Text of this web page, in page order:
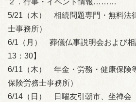
5/21（木） 相続問題専門・無料法
士事務所）
6/1（月） 葬儀仏事説明会および
13：30】
6/11（木） 年金・労務・健康保険
保険労務士事務所）
6/14（日） 日曜友引朝市、坐禅会